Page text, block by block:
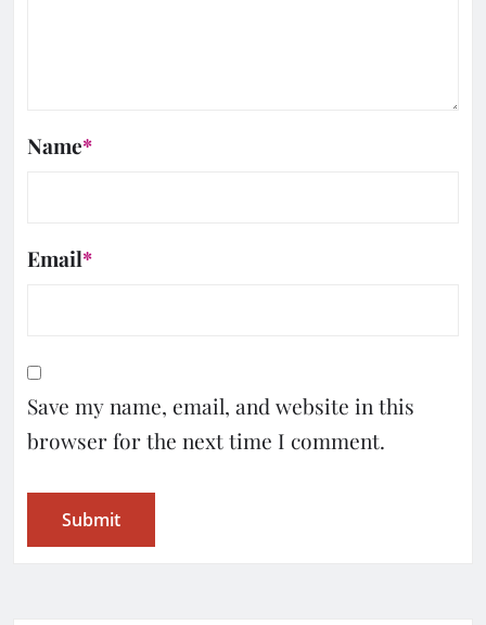
Name*
Email*
Save my name, email, and website in this
browser for the next time I comment.